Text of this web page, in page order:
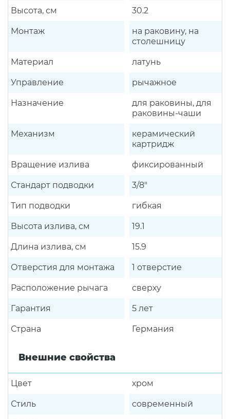
Высота, см 30.2
Монтаж
на раковину, на
столешницу
Материал латунь
Управление рычажное
Назначение
для раковины, для
раковины-чаши
Механизм
керамический
картридж
Вращение излива фиксированный
Стандарт подводки 3/8"
Тип подводки гибкая
Высота излива, см 19.1
Длина излива, см 15.9
Отверстия для монтажа 1 отверстие
Расположение рычага сверху
Гарантия 5 лет
Страна Германия
Внешние свойства
Цвет хром
Стиль современный